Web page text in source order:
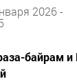
2026 -
байрам